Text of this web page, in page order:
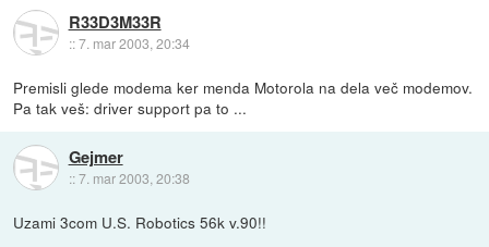
R33D3M33R
::7. mar 2003, 20:34
Premisli glede modema ker menda Motorola na dela več modemov.
Pa tak veš: driver support pa to ...
Gejmer
::7. mar 2003, 20:38
Uzami 3com U.S. Robotics 56k v.90!!